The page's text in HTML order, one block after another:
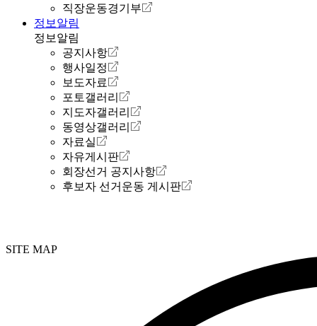
직장운동경기부
정보알림
정보알림
공지사항
행사일정
보도자료
포토갤러리
지도자갤러리
동영상갤러리
자료실
자유게시판
회장선거 공지사항
후보자 선거운동 게시판
SITE MAP